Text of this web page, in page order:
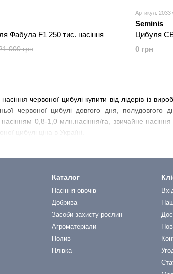
червоної цибулі купити від лідерів із
червоної цибулі довгого дня,
насінням 0,8-1,0 млн.насіння/га, звичайне
цибулі ціна в Україні.
Фабула F1 250 тис. насіння
000 грн
Артикул:
Seminis
Цибуля СВ
0 грн
Каталог
Насіння овочів
Добрива
Засоби захисту рослин
Агроматеріали
Полив
Плівка